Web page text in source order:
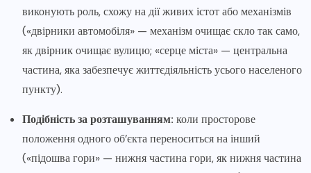
виконують роль, схожу на дії живих істот або механізмів
(«двірники автомобіля» — механізм очищає скло так само,
як двірник очищає вулицю; «серце міста» — центральна
частина, яка забезпечує життєдіяльність усього населеного
пункту).
Подібність за розташуванням: коли просторове
положення одного об’єкта переноситься на інший
(«підошва гори» — нижня частина гори, як нижня частина